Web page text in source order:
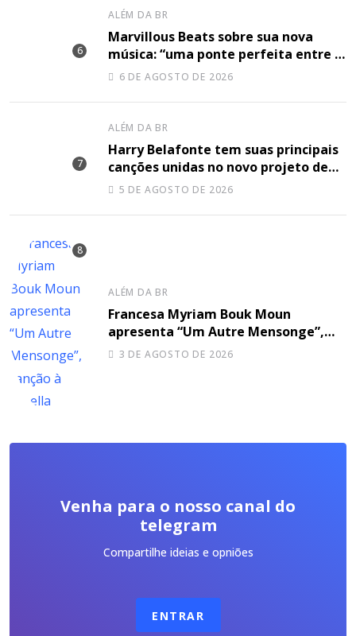
ALÉM DA BR
Marvillous Beats sobre sua nova
música: “uma ponte perfeita entre o
hip-hop underground e a elegância
6 DE AGOSTO DE 2026
ALÉM DA BR
Harry Belafonte tem suas principais
canções unidas no novo projeto de
Sir5 DE AGOSTO DE 2026
ALÉM DA BR
Francesa Myriam Bouk Moun
apresenta “Um Autre Mensonge”,
canção à capella
3 DE AGOSTO DE 2026
Venha para o nosso canal do
telegram
Compartilhe ideias e opniões
ENTRAR